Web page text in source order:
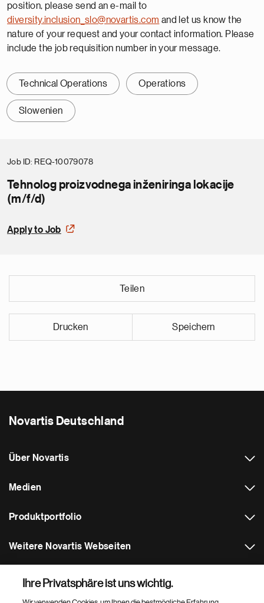
position, please send an e-mail to
diversity.inclusion_slo@novartis.com and let us know the
nature of your request and your contact information. Please
include the job requisition number in your message.
Technical Operations Operations
Slowenien
Job ID REQ-10079078
Tehnolog proizvodnega inženiringa lokacije
(m/f/d)
Apply to Job
Teilen
Drucken Speichern
Novartis Deutschland
Über Novartis
Medien
Produktportfolio
Weitere Novartis Webseiten
Footer Site Search
Ihre Privatsphäre ist uns wichtig.